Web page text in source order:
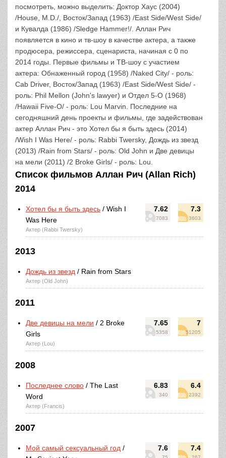
посмотреть, можно выделить: Доктор Хаус (2004)
/House, M.D./, Восток/Запад (1963) /East Side/West Side/
и Кувалда (1986) /Sledge Hammer!/. Аллан Рич
появляется в кино и тв-шоу в качестве актера, а также
продюсера, режиссера, сценариста, начиная с 0 по
2014 годы. Первые фильмы и ТВ-шоу с участием
актера: Обнаженный город (1958) /Naked City/ - роль:
Cab Driver, Восток/Запад (1963) /East Side/West Side/ -
роль: Phil Mellon (John's lawyer) и Отдел 5-O (1968)
/Hawaii Five-O/ - роль: Lou Marvin. Последние на
сегодняшний день проекты и фильмы, где задействован
актер Аллан Рич - это Хотел бы я быть здесь (2014)
/Wish I Was Here/ - роль: Rabbi Twersky, Дождь из звезд
(2013) /Rain from Stars/ - роль: Old John и Две девицы
на мели (2011) /2 Broke Girls/ - роль: Lou.
Список фильмов Аллан Рич (Allan Rich)
2014
7.62
7083
7.3
3603
Хотел бы я быть здесь / Wish I
Was Here
Актер (Rabbi Twersky)
2013
Дождь из звезд / Rain from Stars
Актер (Old John)
2011
7.65
5358
7
51205
Две девицы на мели / 2 Broke
Girls
Актер (Lou)
2008
6.83
340
6.4
2392
Последнее слово / The Last
Word
Актер (Francis)
2007
7.6 7.4
Мой самый сексуальный год /